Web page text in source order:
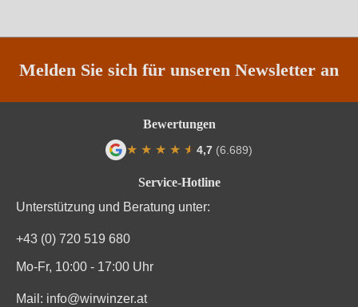
Melden Sie sich für unseren Newsletter an
Service-Hotline
Unterstützung und Beratung unter:
+43 (0) 720 519 680
Mo-Fr, 10:00 - 17:00 Uhr
Mail: info@wirwinzer.at
Bewertungen
★ ★ ★ ★ ★
★ 4,7 (6.689)